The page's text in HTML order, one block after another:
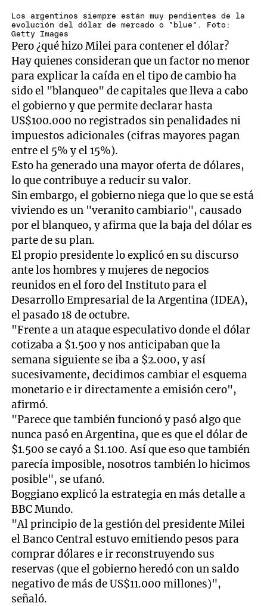
Los argentinos siempre están muy pendientes de la
evolución del dólar de mercado o "blue". Foto:
Getty Images
Pero ¿qué hizo Milei para contener el dólar?
Hay quienes consideran que un factor no menor
para explicar la caída en el tipo de cambio ha
sido el "blanqueo" de capitales que lleva a cabo
el gobierno y que permite declarar hasta
US$100.000 no registrados sin penalidades ni
impuestos adicionales (cifras mayores pagan
entre el 5% y el 15%).
Esto ha generado una mayor oferta de dólares,
lo que contribuye a reducir su valor.
Sin embargo, el gobierno niega que lo que se está
viviendo es un "veranito cambiario", causado
por el blanqueo, y afirma que la baja del dólar es
parte de su plan.
El propio presidente lo explicó en su discurso
ante los hombres y mujeres de negocios
reunidos en el foro del Instituto para el
Desarrollo Empresarial de la Argentina (IDEA),
el pasado 18 de octubre.
"Frente a un ataque especulativo donde el dólar
cotizaba a $1.500 y nos anticipaban que la
semana siguiente se iba a $2.000, y así
sucesivamente, decidimos cambiar el esquema
monetario e ir directamente a emisión cero",
afirmó.
"Parece que también funcionó y pasó algo que
nunca pasó en Argentina, que es que el dólar de
$1.500 se cayó a $1.100. Así que eso que también
parecía imposible, nosotros también lo hicimos
posible", se ufanó.
Boggiano explicó la estrategia en más detalle a
BBC Mundo.
"Al principio de la gestión del presidente Milei
el Banco Central estuvo emitiendo pesos para
comprar dólares e ir reconstruyendo sus
reservas (que el gobierno heredó con un saldo
negativo de más de US$11.000 millones)",
señaló.